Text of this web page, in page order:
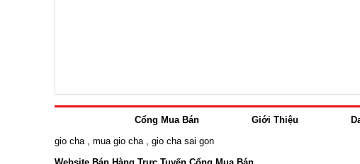
Cổng Mua Bán Giới Thiệu
gio cha
mua gio cha
gio cha sai gon